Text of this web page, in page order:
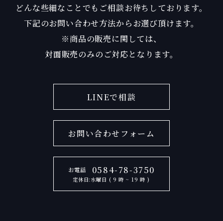
どんな些細なことでもご相談お待ちしております。
下記のお問い合わせ方法からお選び頂けます。
※商品の販売に関しては、
対面販売のみのご対応となります。
LINEで相談
お問い合わせフォーム
お電話 0584-78-3750
定休日:水曜日 ( 9 時 ~ 19 時 )